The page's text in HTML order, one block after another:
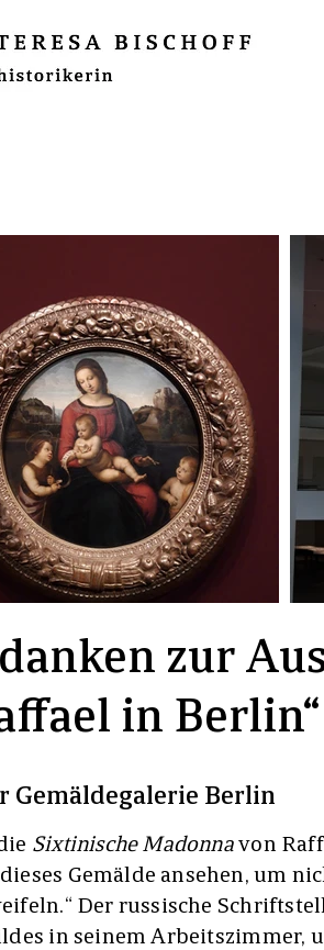
zur
in Berlin“
Gemäldegalerie Berlin
Sixtinische Madonnavon
Gemälde ansehen, um
Der russische
in seinem Arbeitszimmer,